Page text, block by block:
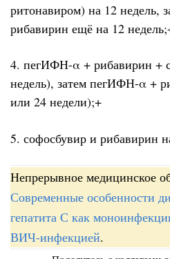
ритонавиром) на 12 недель,
рибавирин ещё на 12
4. пегИФН-α + рибавирин +
недель), затем пегИФН-α +
или 24 недели);+
5. софосбувир и рибавирин
Непрерывное медицинское
Современные особенности
гепатита С как
ВИЧ-инфекцией.